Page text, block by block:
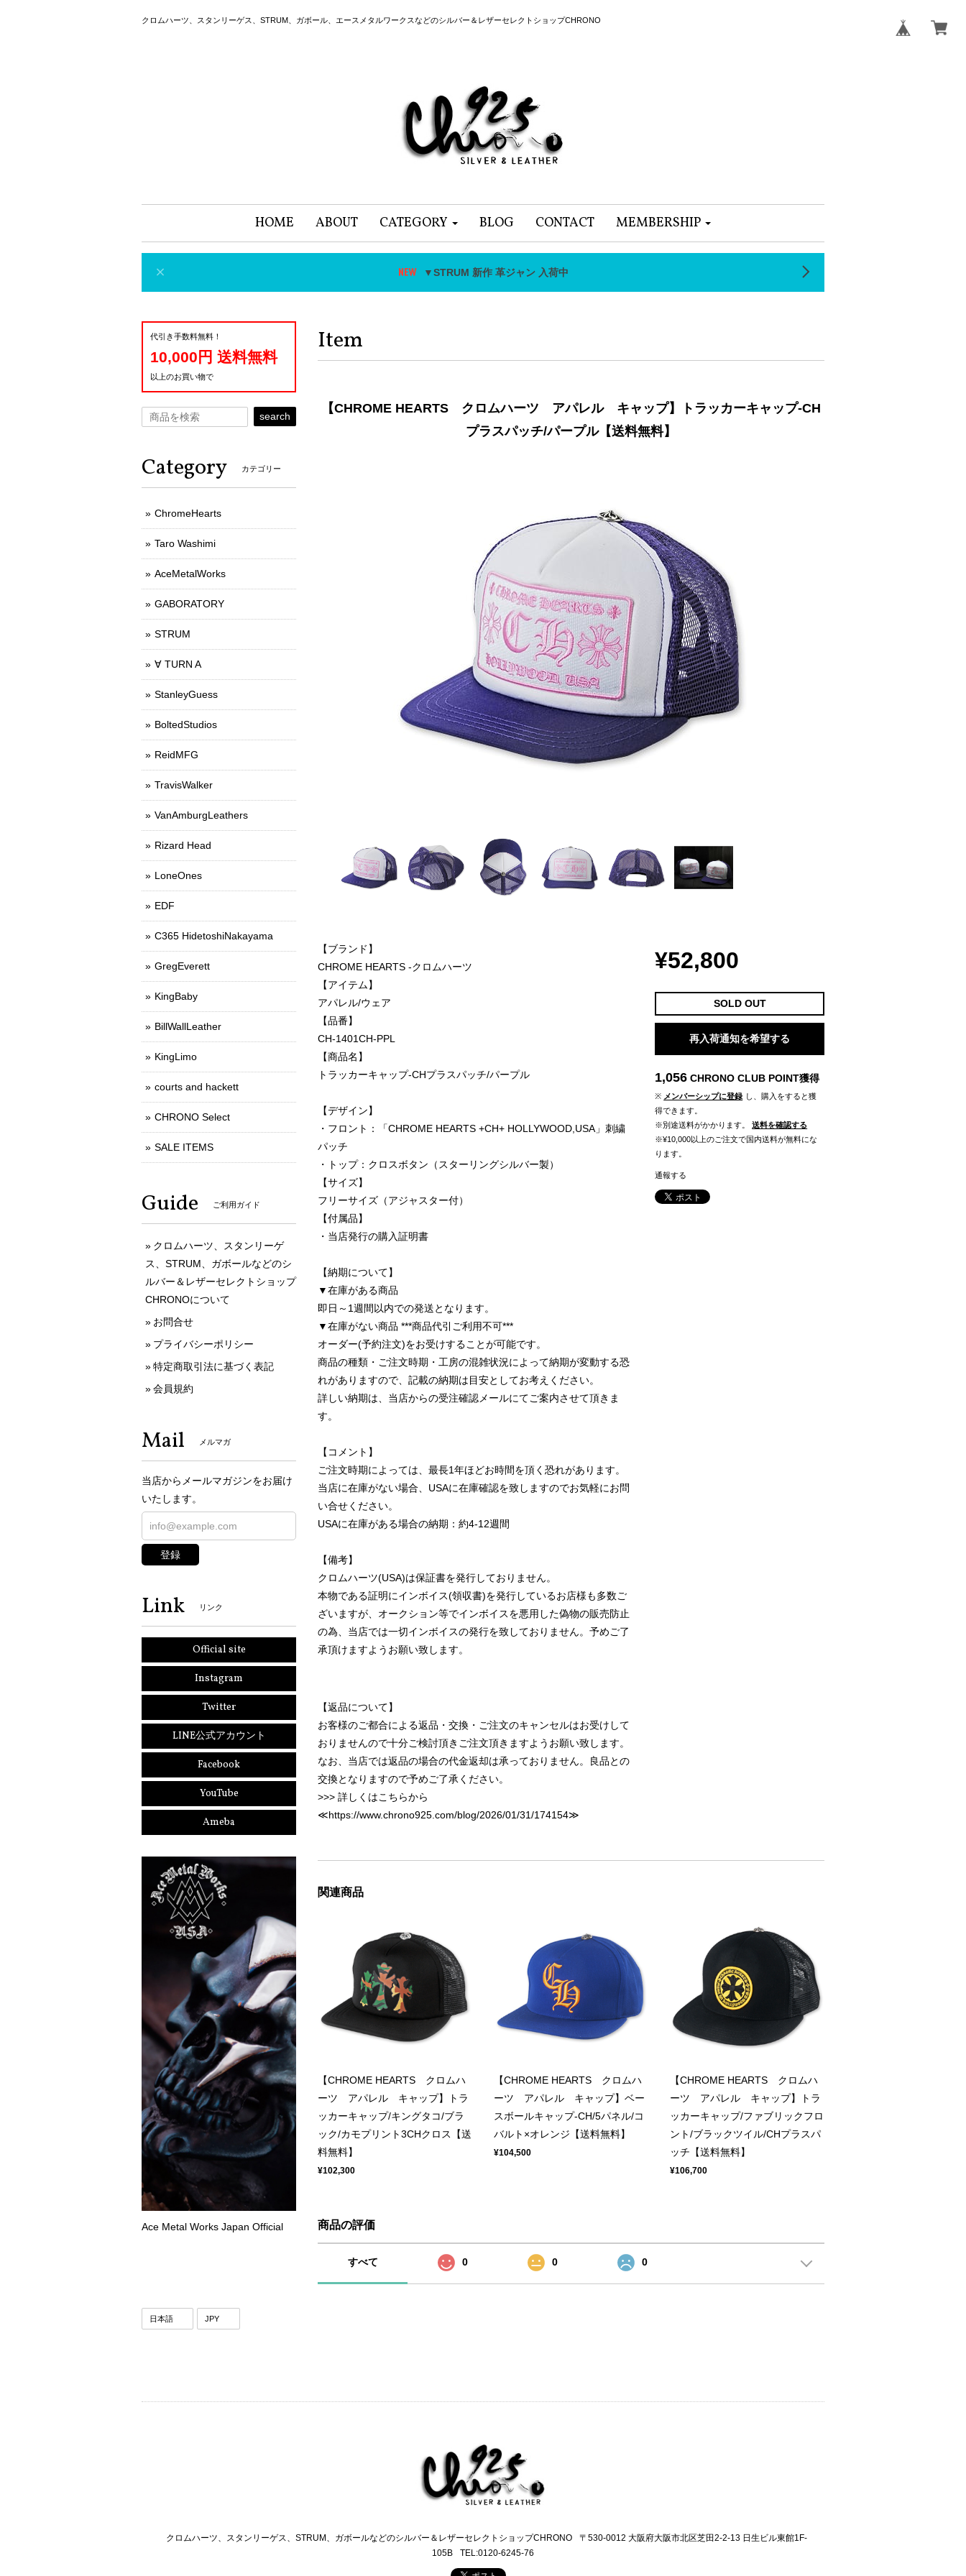
クロムハーツ、スタンリーゲス、STRUM、ガボール、エースメタルワークスなどのシルバー＆レザーセレクトショップCHRONO
HOME ABOUT CATEGORY BLOG CONTACT MEMBERSHIP
▼STRUM 新作 革ジャン 入荷中
Item
【CHROME HEARTS クロムハーツ アパレル キャップ】トラッカーキャップ-CH
プラスパッチ/パープル【送料無料】
【ブランド】
CHROME HEARTS -クロムハーツ
【アイテム】
アパレル/ウェア
【品番】
CH-1401CH-PPL
【商品名】
トラッカーキャップ-CHプラスパッチ/パープル
【デザイン】
・フロント：「CHROME HEARTS +CH+ HOLLYWOOD,USA」刺繍
パッチ
・トップ：クロスボタン（スターリングシルバー製）
【サイズ】
フリーサイズ（アジャスター付）
【付属品】
・当店発行の購入証明書
【納期について】
▼在庫がある商品
即日～1週間以内での発送となります。
▼在庫がない商品 ***商品代引ご利用不可***
オーダー(予約注文)をお受けすることが可能です。
商品の種類・ご注文時期・工房の混雑状況によって納期が変動する恐
れがありますので、記載の納期は目安としてお考えください。
詳しい納期は、当店からの受注確認メールにてご案内させて頂きま
す。
【コメント】
ご注文時期によっては、最長1年ほどお時間を頂く恐れがあります。
当店に在庫がない場合、USAに在庫確認を致しますのでお気軽にお問
い合せください。
USAに在庫がある場合の納期：約4-12週間
【備考】
クロムハーツ(USA)は保証書を発行しておりません。
本物である証明にインボイス(領収書)を発行しているお店様も多数ご
ざいますが、オークション等でインボイスを悪用した偽物の販売防止
の為、当店では一切インボイスの発行を致しておりません。予めご了
承頂けますようお願い致します。
【返品について】
お客様のご都合による返品・交換・ご注文のキャンセルはお受けして
おりませんので十分ご検討頂きご注文頂きますようお願い致します。
なお、当店では返品の場合の代金返却は承っておりません。良品との
交換となりますので予めご了承ください。
>>> 詳しくはこちらから
≪https://www.chrono925.com/blog/2026/01/31/174154≫
¥52,800
SOLD OUT
再入荷通知を希望する
1,056 CHRONO CLUB POINT獲得
※ メンバーシップに登録 し、購入をすると獲
得できます。
※別途送料がかかります。
送料を確認する
※¥10,000以上のご注文で国内送料が無料にな
ります。
通報する
関連商品
【CHROME HEARTS クロムハ
ーツ アパレル キャップ】トラ
ッカーキャップ/キングタコ/ブラ
ック/カモプリント3CHクロス【送
料無料】
¥102,300
【CHROME HEARTS クロムハ
ーツ アパレル キャップ】ベー
スボールキャップ-CH/5パネル/コ
バルト×オレンジ【送料無料】
¥104,500
【CHROME HEARTS クロムハ
ーツ アパレル キャップ】トラ
ッカーキャップ/ファブリックフロ
ント/ブラックツイル/CHプラスパ
ッチ【送料無料】
¥106,700
商品の評価
すべて 0 0 0
代引き手数料無料！
10,000円 送料無料
以上のお買い物で
search
Category カテゴリー
ChromeHearts
Taro Washimi
AceMetalWorks
GABORATORY
STRUM
∀ TURN A
StanleyGuess
BoltedStudios
ReidMFG
TravisWalker
VanAmburgLeathers
Rizard Head
LoneOnes
EDF
C365 HidetoshiNakayama
GregEverett
KingBaby
BillWallLeather
KingLimo
courts and hackett
CHRONO Select
SALE ITEMS
Guide ご利用ガイド
クロムハーツ、スタンリーゲ
ス、STRUM、ガボールなどのシ
ルバー＆レザーセレクトショップ
CHRONOについて
お問合せ
プライバシーポリシー
特定商取引法に基づく表記
会員規約
Mail メルマガ
当店からメールマガジンをお届け
いたします。
登録
Link リンク
Official site
Instagram
Twitter
LINE公式アカウント
Facebook
YouTube
Ameba
Ace Metal Works Japan Official
クロムハーツ、スタンリーゲス、STRUM、ガボールなどのシルバー＆レザーセレクトショップCHRONO
〒530-0012 大阪府大阪市北区芝田2-2-13 日生ビル東館1F-
105B
TEL:0120-6245-76